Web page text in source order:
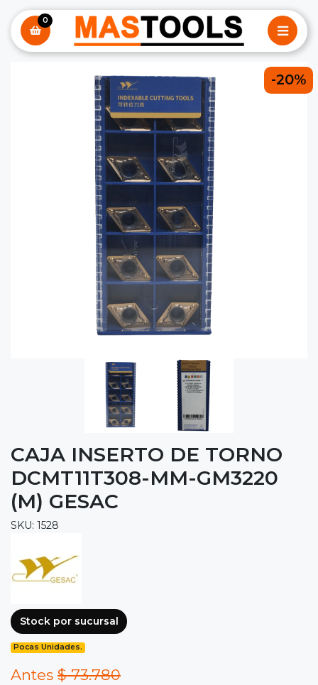
0
-20%
CAJA INSERTO DE TORNO
DCMT11T308-MM-GM3220
(M) GESAC
SKU: 1528
Stock por sucursal
Pocas Unidades.
Antes $ 73.780